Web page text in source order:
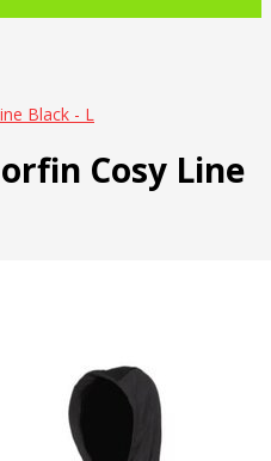
Black - L
Cosy Line